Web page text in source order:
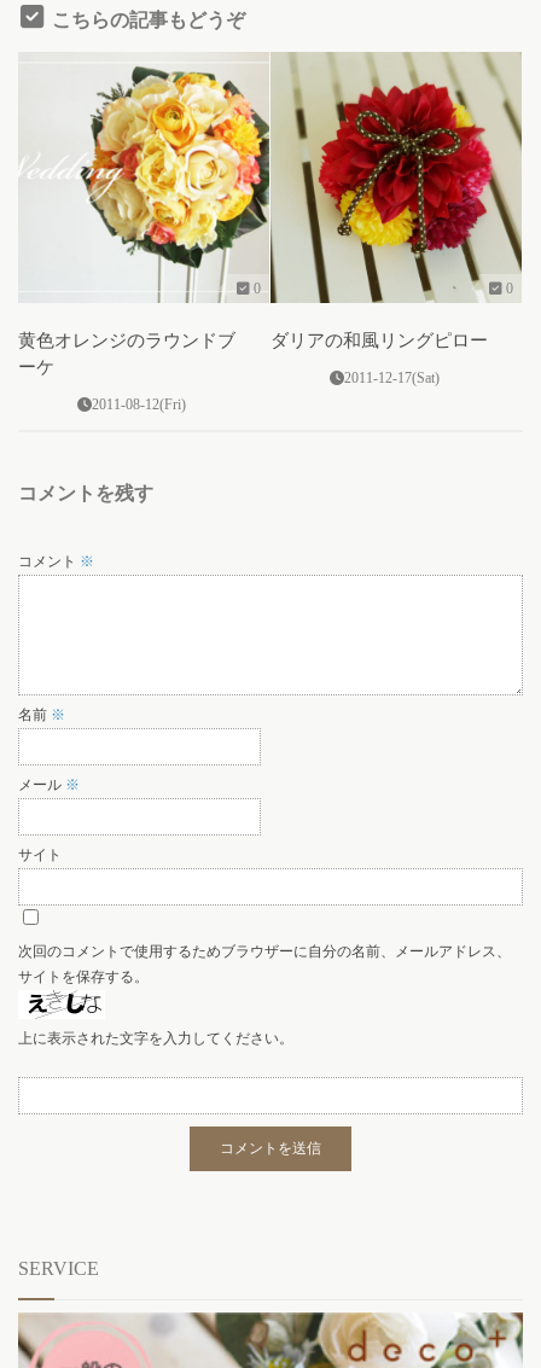
こちらの記事もどうぞ
0
黄色オレンジのラウンドブ
ーケ
2011-08-12(Fri)
0
ダリアの和風リングピロー
2011-12-17(Sat)
コメントを残す
コメント ※
名前 ※
メール ※
サイト
次回のコメントで使用するためブラウザーに自分の名前、メールアドレス、
サイトを保存する。
上に表示された文字を入力してください。
SERVICE